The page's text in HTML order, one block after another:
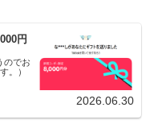
円
のでお
。）
2026.06.30